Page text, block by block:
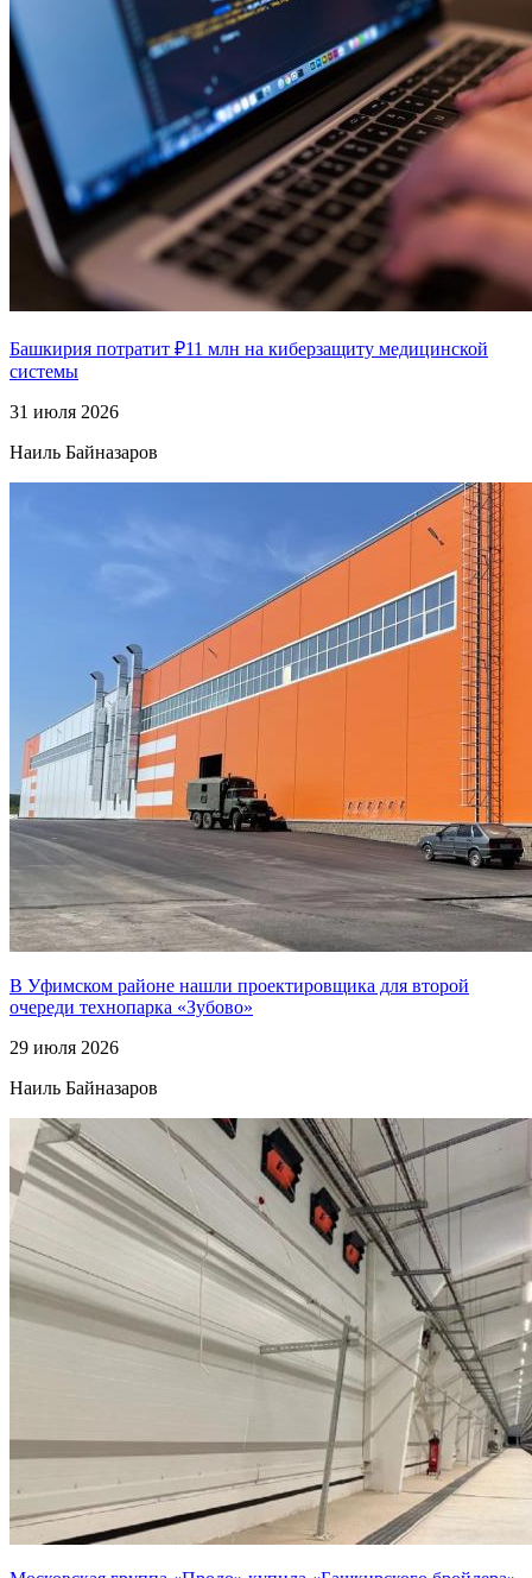
Башкирия потратит ₽11 млн на киберзащиту медицинской
системы
31 июля 2026
Наиль Байназаров
В Уфимском районе нашли проектировщика для второй
очереди технопарка «Зубово»
29 июля 2026
Наиль Байназаров